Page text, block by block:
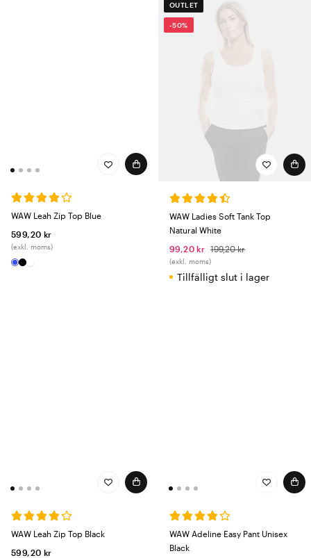
WAW Leah Zip Top Blue
599,20 kr
(exkl. moms)
OUTLET
-50%
WAW Ladies Soft Tank Top
Natural White
99,20 kr 199,20 kr
(exkl. moms)
Tillfälligt slut i lager
WAW Leah Zip Top Black
599,20 kr
WAW Adeline Easy Pant Unisex
Black